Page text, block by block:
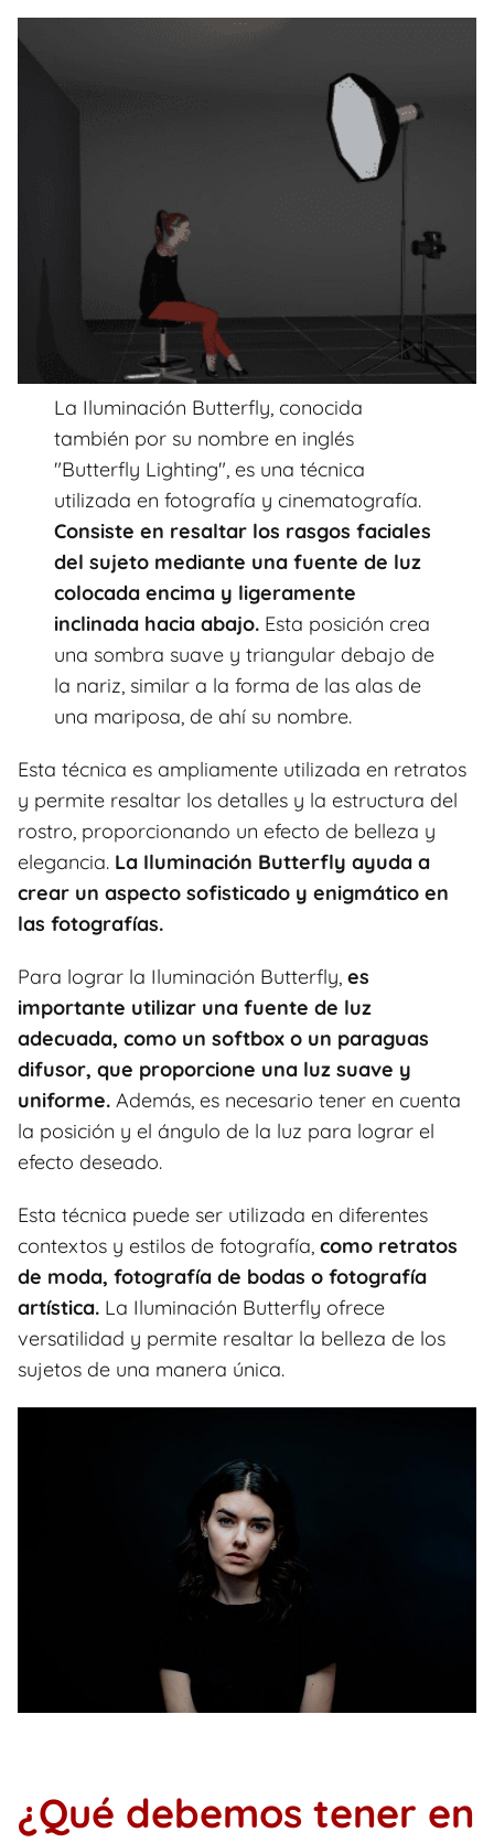
La Iluminación Butterfly, conocida
también por su nombre en inglés
"Butterfly Lighting", es una técnica
utilizada en fotografía y cinematografía.
Consiste en resaltar los rasgos faciales
del sujeto mediante una fuente de luz
colocada encima y ligeramente
inclinada hacia abajo. Esta posición crea
una sombra suave y triangular debajo de
la nariz, similar a la forma de las alas de
una mariposa, de ahí su nombre.
Esta técnica es ampliamente utilizada en retratos
y permite resaltar los detalles y la estructura del
rostro, proporcionando un efecto de belleza y
elegancia. La Iluminación Butterfly ayuda a
crear un aspecto sofisticado y enigmático en
las fotografías.
Para lograr la Iluminación Butterfly, es
importante utilizar una fuente de luz
adecuada, como un softbox o un paraguas
difusor, que proporcione una luz suave y
uniforme. Además, es necesario tener en cuenta
la posición y el ángulo de la luz para lograr el
efecto deseado.
Esta técnica puede ser utilizada en diferentes
contextos y estilos de fotografía, como retratos
de moda, fotografía de bodas o fotografía
artística. La Iluminación Butterfly ofrece
versatilidad y permite resaltar la belleza de los
sujetos de una manera única.
¿Qué debemos tener en